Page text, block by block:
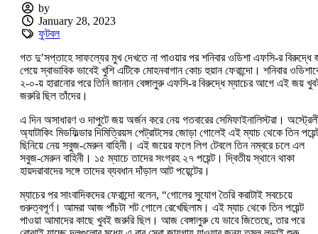
by
January 28, 2023
ফুটবল
গত দু’সপ্তাহে সাফল্যের মুখ দেখতে না পাওয়ার পর শনিবার ওডিশা এফসি-র বিরুদ্ধে
পেয়ে স্বাভাবিক ভাবেই খুশি এটিকে মোহনবাগান কোচ হুয়ান ফেরান্দো। শনিবার
২-০-য় হারানোর পরে তিনি জানান বেঙ্গালুরু এফসি-র বিরুদ্ধে ম্যাচের আগে এই জয়
জরুরি ছিল তাঁদের।
এ দিন অসাধারণ ও দাপুটে জয় অর্জন করে নেয় গতবারের সেমিফাইনালিস্টরা।
অ্যাটাকিং মিডফিল্ডার দিমিত্রিয়স পেট্রাটসের জোড়া গোলেই এই ম্যাচ থেকে তিন
ছিনিয়ে নেয় সবুজ-মেরুন বাহিনী। এই জয়ের ফলে লিগ টেবলে তিন নম্বরে চলে এল
সবুজ-মেরুন বাহিনী। ১৫ ম্যাচে তাদের সংগ্রহ ২৭ পয়েন্ট। দ্বিতীয় স্থানে থাকা
হায়দরাবাদের সঙ্গে তাদের ব্যবধান দাঁড়াল আট পয়েন্টের।
ম্যাচের পর সাংবাদিকদের ফেরান্দো বলেন, “গোলের সুযোগ তৈরি করাটাই সবচেয়ে
গুরুত্বপূর্ণ। আমরা আজ পাঁচটা শট গোলে রেখেছিলাম। এই ম্যাচ থেকে তিন পয়েন্ট
পাওয়া আমাদের কাছে খুবই জরুরি ছিল। আজ বেঙ্গালুরু যে ভাবে জিতেছে, তার পরে